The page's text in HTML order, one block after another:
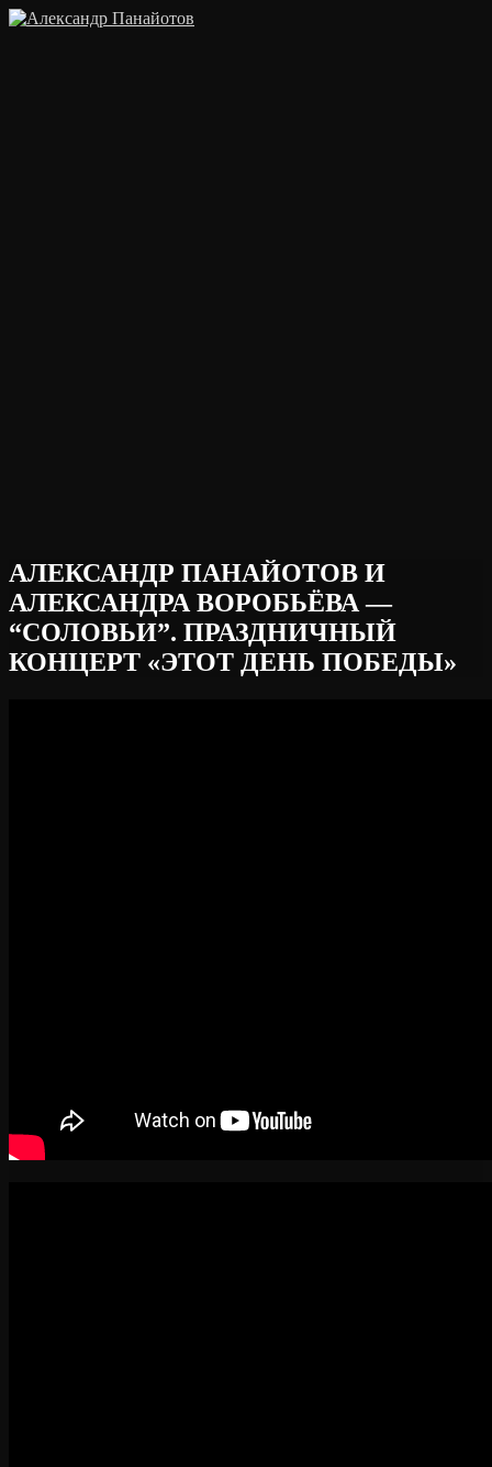
АЛЕКСАНДР ПАНАЙОТОВ И
АЛЕКСАНДРА ВОРОБЬЁВА —
“СОЛОВЬИ”. ПРАЗДНИЧНЫЙ
КОНЦЕРТ «ЭТОТ ДЕНЬ ПОБЕДЫ»